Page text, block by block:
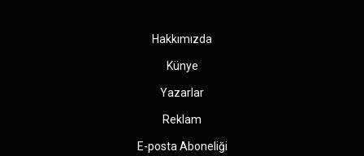
Hakkımızda
Künye
Yazarlar
Reklam
E-posta Aboneliği